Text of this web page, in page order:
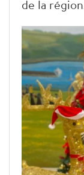
de la